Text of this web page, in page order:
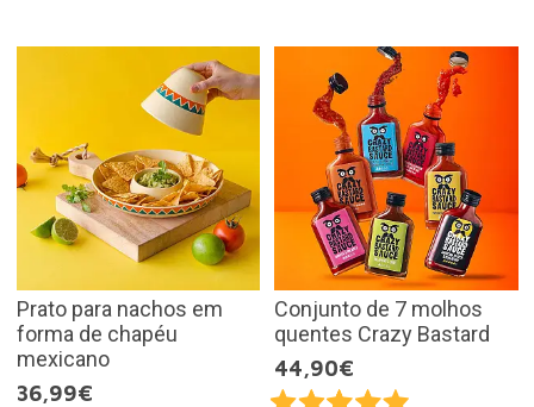
Prato para nachos em
forma de chapéu
mexicano
36,99€
Conjunto de 7 molhos
quentes Crazy Bastard
44,90€